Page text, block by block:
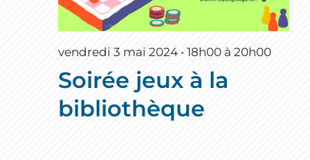
vendredi 3 mai 2024 • 18h00 à 20h00
Soirée jeux à la
bibliothèque